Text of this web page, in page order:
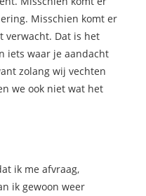
Misschien komt er
verwacht. Dat is het
iets waar je aandacht
zolang wij vechten
we ook niet wat het
ik me afvraag,
ik gewoon weer